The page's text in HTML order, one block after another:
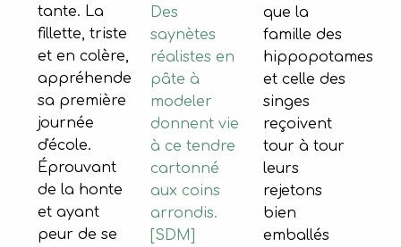
tante. La
fillette, triste
et en colère,
appréhende
sa première
journée
d'école.
Éprouvant
de la honte
et ayant
peur de se
Des
saynètes
réalistes en
pâte à
modeler
donnent vie
à ce tendre
cartonné
aux coins
arrondis.
[SDM]
que la
famille des
hippopotames
et celle des
singes
reçoivent
tour à tour
leurs
rejetons
bien
emballés